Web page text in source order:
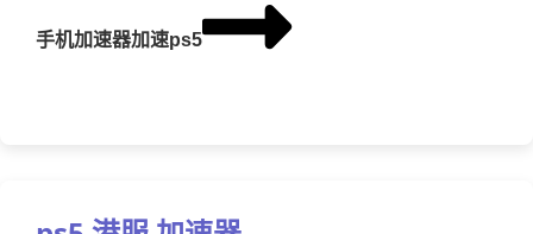
手机加速器加速ps5